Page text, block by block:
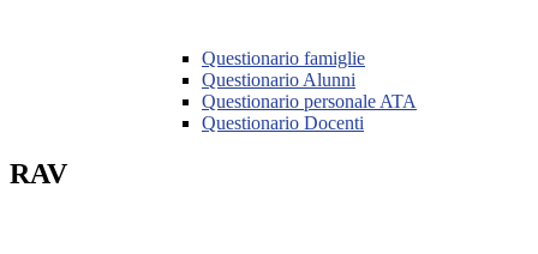
Questionario famiglie
Questionario Alunni
Questionario personale ATA
Questionario Docenti
RAV